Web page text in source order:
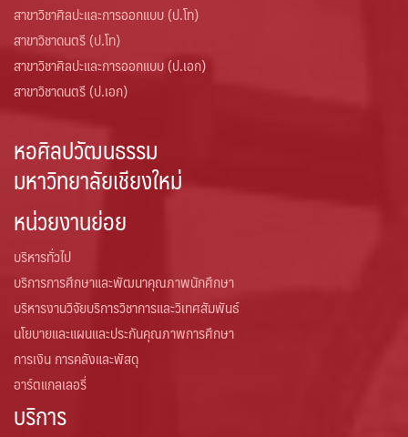
สาขาวิชาศิลปะและการออกแบบ (ป.โท)
สาขาวิชาดนตรี (ป.โท)
สาขาวิชาศิลปะและการออกแบบ (ป.เอก)
สาขาวิชาดนตรี (ป.เอก)
หอศิลปวัฒนธรรม
มหาวิทยาลัยเชียงใหม่
หน่วยงานย่อย
บริหารทั่วไป
บริการการศึกษาและพัฒนาคุณภาพนักศึกษา
บริหารงานวิจัยบริการวิชาการและวิเทศสัมพันธ์
นโยบายและแผนและประกันคุณภาพการศึกษา
การเงิน การคลังและพัสดุ
อาร์ตแกลเลอรี่
บริการ